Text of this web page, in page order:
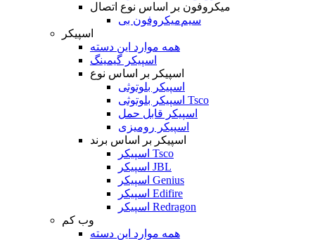
میکروفون بر اساس نوع اتصال
میکروفون بی‌‎سیم
اسپیکر
همه موارد این دسته
اسپیکر گیمینگ
اسپیکر بر اساس نوع
اسپیکر بلوتوثی
اسپیکر بلوتوثی Tsco
اسپیکر قابل حمل
اسپیکر رومیزی
اسپیکر بر اساس برند
اسپیکر Tsco
اسپیکر JBL
اسپیکر Genius
اسپیکر Edifire
اسپیکر Redragon
وب کم
همه موارد این دسته